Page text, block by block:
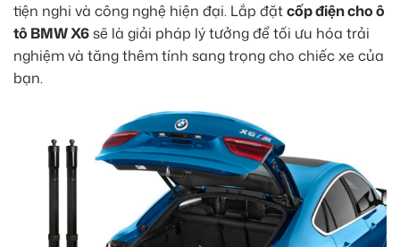
tiện nghi và công nghệ hiện đại. Lắp đặtcốp điện cho ô
tô BMW X6sẽ là giải pháp lý tưởng để tối ưu hóa trải
nghiệm và tăng thêm tính sang trọng cho chiếc xe của
bạn.